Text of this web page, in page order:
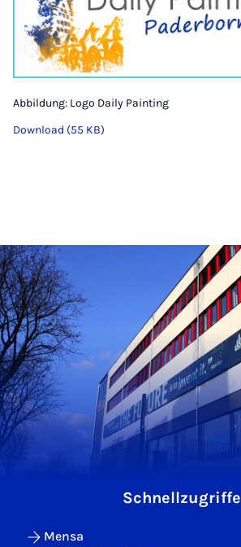
Abbildung: Logo Daily Painting
Download (55 KB)
Schnellzugriffe
Mensa